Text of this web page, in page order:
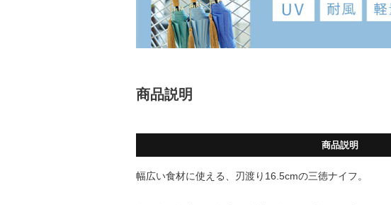
商品説明
商品説明
幅広い食材に使える、刃渡り16.5cmの三徳ナイフ。